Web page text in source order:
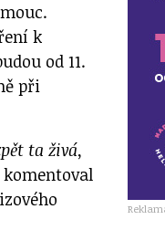
k
od 11.
při
ta živá,
komentoval